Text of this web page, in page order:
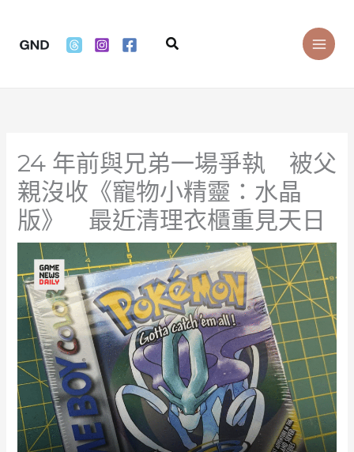
content
Search
24 年前與兄弟一場爭執 被父
親沒收《寵物小精靈：水晶
版》 最近清理衣櫃重見天日